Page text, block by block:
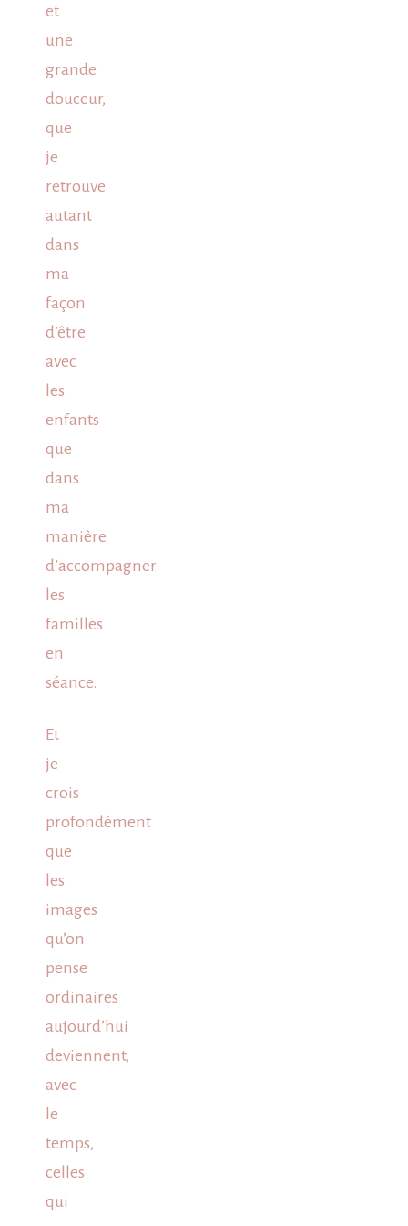
et
une
grande
douceur,
que
je
retrouve
autant
dans
ma
façon
d’être
avec
les
enfants
que
dans
ma
manière
d’accompagner
les
familles
en
séance.
Et
je
crois
profondément
que
les
images
qu’on
pense
ordinaires
aujourd’hui
deviennent,
avec
le
temps,
celles
qui